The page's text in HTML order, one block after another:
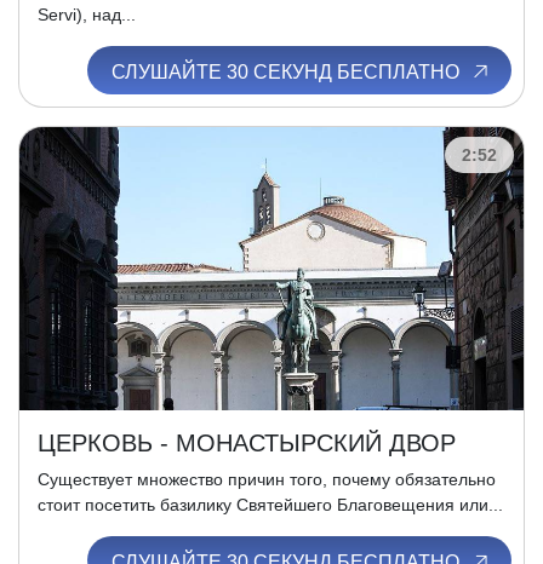
Servi), над...
СЛУШАЙТЕ 30 СЕКУНД БЕСПЛАТНО
2:52
ЦЕРКОВЬ - МОНАСТЫРСКИЙ ДВОР
Существует множество причин того, почему обязательно
стоит посетить базилику Святейшего Благовещения или...